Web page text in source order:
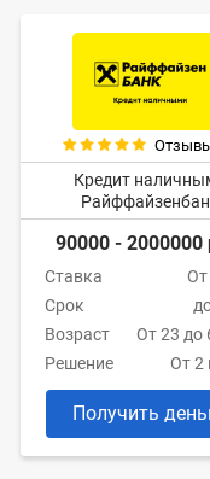
Кредит
90000 - 2000000
Ставка
От
Срок
Возраст
От 23 до
Решение
От 2
Получить